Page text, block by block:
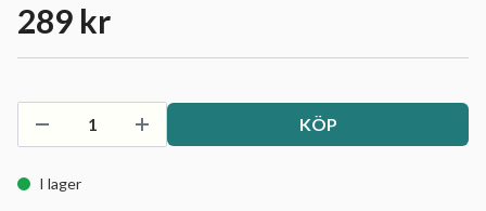
289 kr
KÖP
I lager